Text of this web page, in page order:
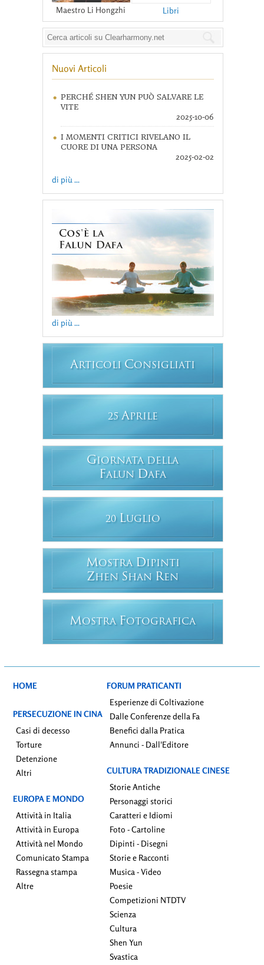
Maestro Li Hongzhi Libri
Nuovi Articoli
PERCHÉ SHEN YUN PUÒ SALVARE LE
VITE
2025-10-06
I MOMENTI CRITICI RIVELANO IL
CUORE DI UNA PERSONA
2025-02-02
di più ...
di più ...
ARTICOLI CONSIGLIATI
25 APRILE
GIORNATA DELLA
FALUN DAFA
20 LUGLIO
MOSTRA DIPINTI
ZHEN SHAN REN
MOSTRA FOTOGRAFICA
HOME
PERSECUZIONE IN CINA
Casi di decesso
Torture
Detenzione
Altri
EUROPA E MONDO
Attività in Italia
Attività in Europa
Attività nel Mondo
Comunicato Stampa
Rassegna stampa
Altre
FORUM PRATICANTI
Esperienze di Coltivazione
Dalle Conferenze della Fa
Benefici dalla Pratica
Annunci - Dall'Editore
CULTURA TRADIZIONALE CINESE
Storie Antiche
Personaggi storici
Caratteri e Idiomi
Foto - Cartoline
Dipinti - Disegni
Storie e Racconti
Musica - Video
Poesie
Competizioni NTDTV
Scienza
Cultura
Shen Yun
Svastica